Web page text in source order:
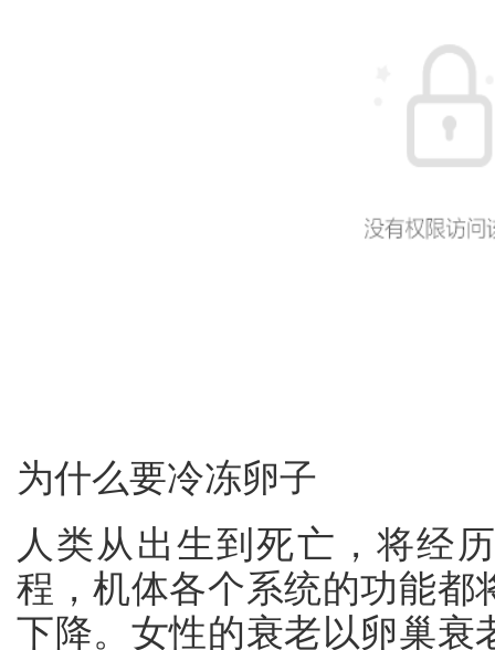
为什么要冷冻卵子
人类从出生到死亡，将经
程，机体各个系统的功能都
下降。女性的衰老以卵巢衰